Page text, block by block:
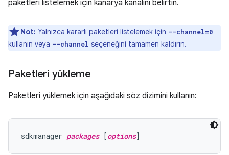
paketleri listelemek için kanarya kanalını belirtin.
Not: Yalnızca kararlı paketleri listelemek için --channel=0
kullanın veya --channel seçeneğini tamamen kaldırın.
Paketleri yükleme
Paketleri yüklemek için aşağıdaki söz dizimini kullanın:
sdkmanager packages [options